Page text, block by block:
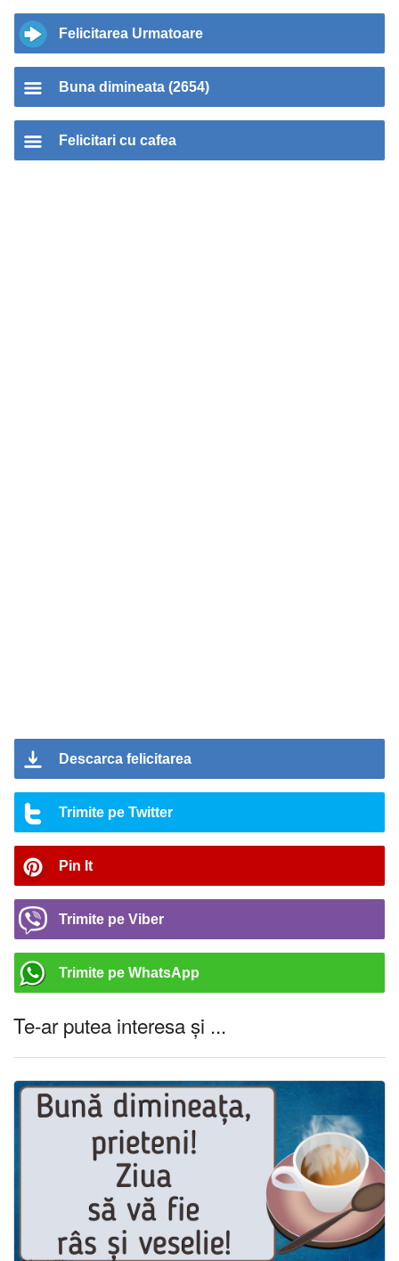
Felicitarea Urmatoare
Buna dimineata (2654)
Felicitari cu cafea
Descarca felicitarea
Trimite pe Twitter
Pin It
Trimite pe Viber
Trimite pe WhatsApp
Te-ar putea interesa și ...